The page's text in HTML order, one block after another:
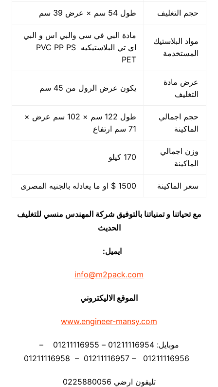
حجم التغليف طول 54 سم × عرض 39 سم
مواد البلاستيك
المستخدمة
مادة البي في سي والبي اس و البي
اي تي البلاستيكيه PVC PP PS
PET
عرض مادة
التغليف
يكون عرض الرول من 45 سم
حجم اجمالي
الماكينة
طول 122 سم × 102 سم عرض ×
71 سم ارتفاع
وزن اجمالي
الماكينة
170 كيلو
سعر الماكينة 1500 $ او ما يعادله بالجنيه المصرى
مع تحياتنا و تمنياتنا بالتوفيق شركة المهندس منسي للتغليف
الحديث
ايميل:
info@m2pack.com
الموقع الاليكتروني
www.engineer-mansy.com
موبايل: 01211116954 – 01211116955 –
تليفون ارضي 0225880056